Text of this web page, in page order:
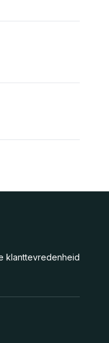
klanttevredenheid